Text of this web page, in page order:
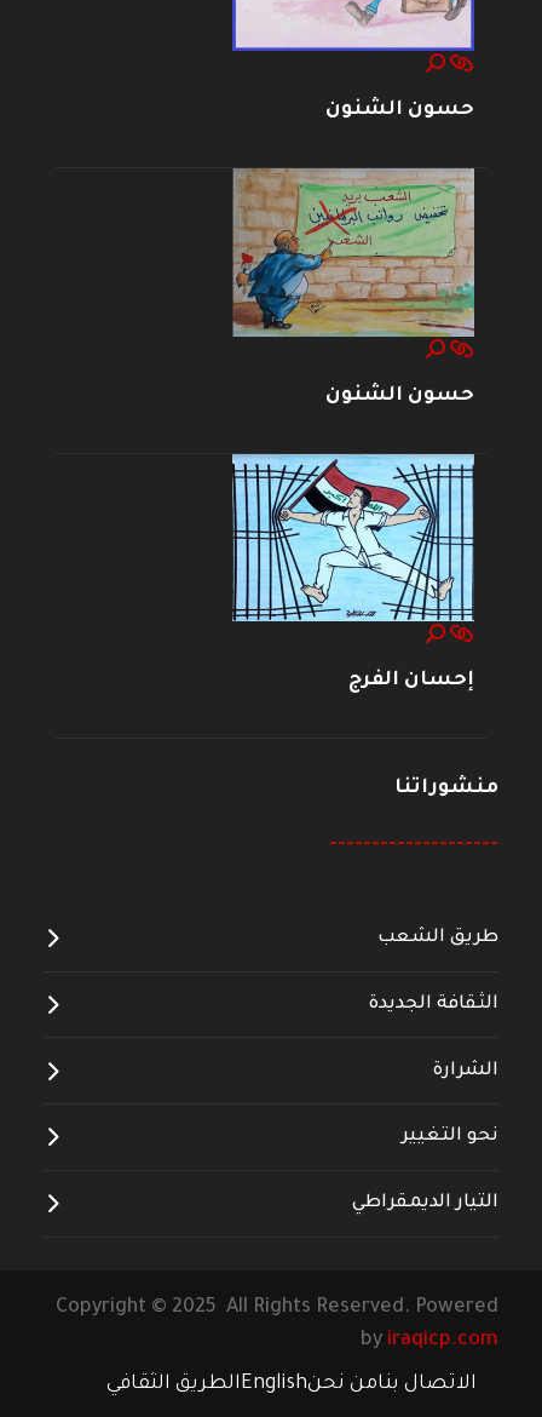
حسون الشنون
حسون الشنون
إحسان الفرج
منشوراتنا
--------------------
طريق الشعب
الثقافة الجديدة
الشرارة
نحو التغيير
التيار الديمقراطي
Copyright © 2025 All Rights Reserved. Powered
by iraqicp.com
الاتصال بنامن نحنEnglishالطريق الثقافي